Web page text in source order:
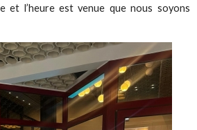
et l’heure est venue que nous soyons